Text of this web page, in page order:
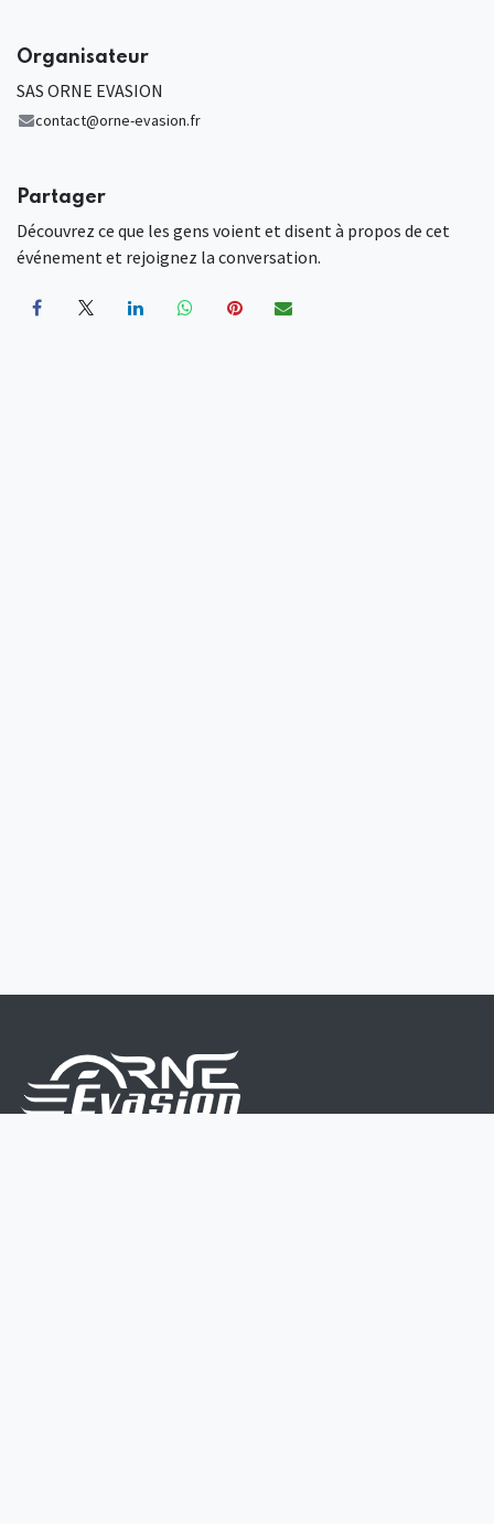
Organisateur
SAS ORNE EVASION
contact@orne-evasion.fr
Partager
Découvrez ce que les gens voient et disent à propos de cet
événement et rejoignez la conversation.